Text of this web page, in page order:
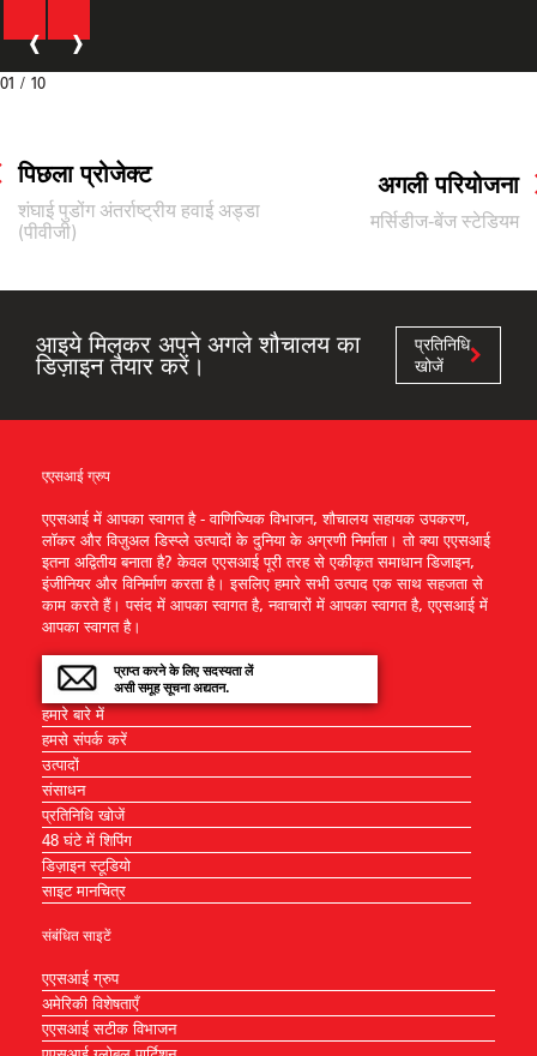
01 / 10
‹ ›
अगली परियोजना
मर्सिडीज-बेंज स्टेडियम
पिछला प्रोजेक्ट
शंघाई पुडोंग अंतर्राष्ट्रीय हवाई अड्डा
(पीवीजी)
आइये मिलकर अपने अगले शौचालय का
डिज़ाइन तैयार करें।
प्रतिनिधि
खोजें
एएसआई ग्रुप
एएसआई में आपका स्वागत है - वाणिज्यिक विभाजन, शौचालय सहायक उपकरण,
लॉकर और विज़ुअल डिस्प्ले उत्पादों के दुनिया के अग्रणी निर्माता। तो क्या एएसआई
इतना अद्वितीय बनाता है? केवल एएसआई पूरी तरह से एकीकृत समाधान डिजाइन,
इंजीनियर और विनिर्माण करता है। इसलिए हमारे सभी उत्पाद एक साथ सहजता से
काम करते हैं। पसंद में आपका स्वागत है, नवाचारों में आपका स्वागत है, एएसआई में
आपका स्वागत है।
प्राप्त करने के लिए सदस्यता लें
असी समूह सूचना अद्यतन.
हमारे बारे में
हमसे संपर्क करें
उत्पादों
संसाधन
प्रतिनिधि खोजें
48 घंटे में शिपिंग
डिज़ाइन स्टूडियो
साइट मानचित्र
संबंधित साइटें
एएसआई ग्रुप
अमेरिकी विशेषताएँ
एएसआई सटीक विभाजन